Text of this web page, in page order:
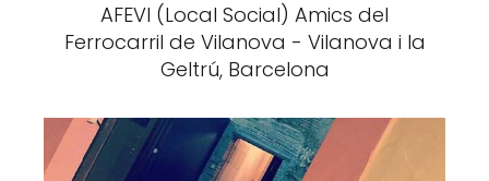
AFEVI (Local Social) Amics del
Ferrocarril de Vilanova - Vilanova i la
Geltrú, Barcelona